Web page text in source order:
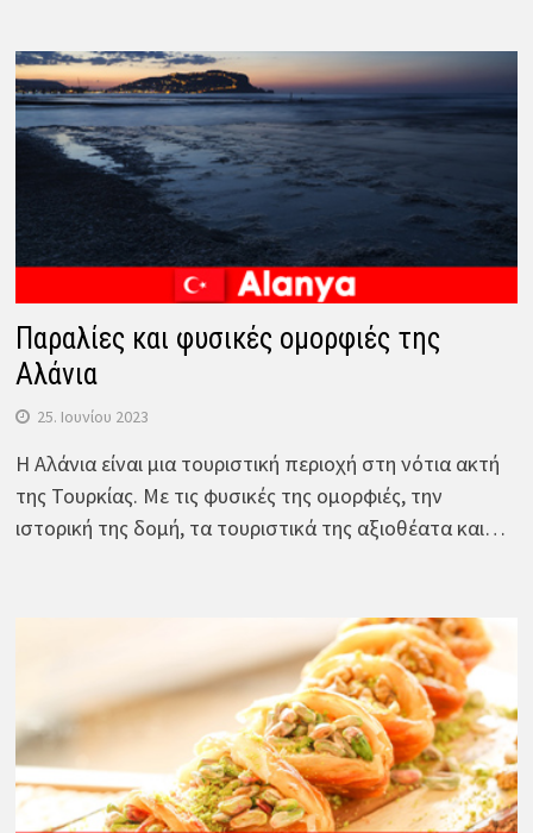
Παραλίες και φυσικές ομορφιές της
Αλάνια
25. Ιουνίου 2023
Η Αλάνια είναι μια τουριστική περιοχή στη νότια ακτή
της Τουρκίας. Με τις φυσικές της ομορφιές, την
ιστορική της δομή, τα τουριστικά της αξιοθέατα και…